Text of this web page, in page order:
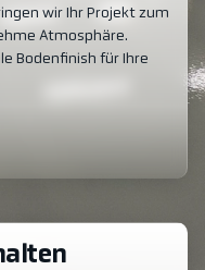
wir Ihr Projekt zum
Atmosphäre.
Bodenfinish für Ihre